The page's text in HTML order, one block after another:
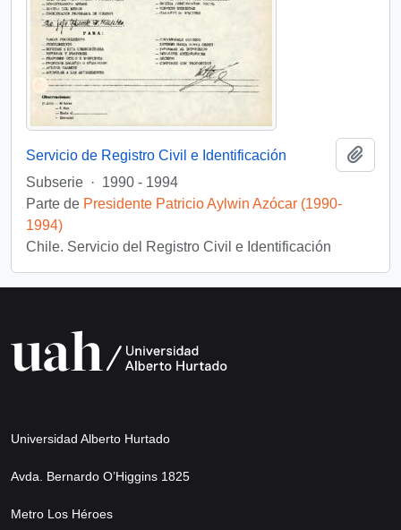
Servicio de Registro Civil e Identificación
Subserie · 1990 - 1994
Parte de Presidente Patricio Aylwin Azócar (1990-
1994)
Chile. Servicio del Registro Civil e Identificación
Universidad Alberto Hurtado
Avda. Bernardo O’Higgins 1825
Metro Los Héroes